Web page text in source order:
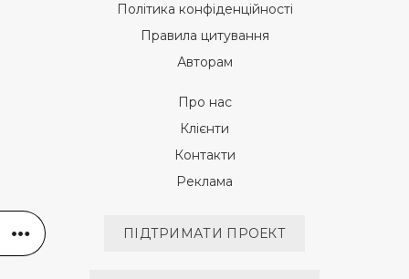
Політика конфіденційності
Правила цитування
Авторам
Про нас
Клієнти
Контакти
Реклама
ПІДТРИМАТИ ПРОЕКТ